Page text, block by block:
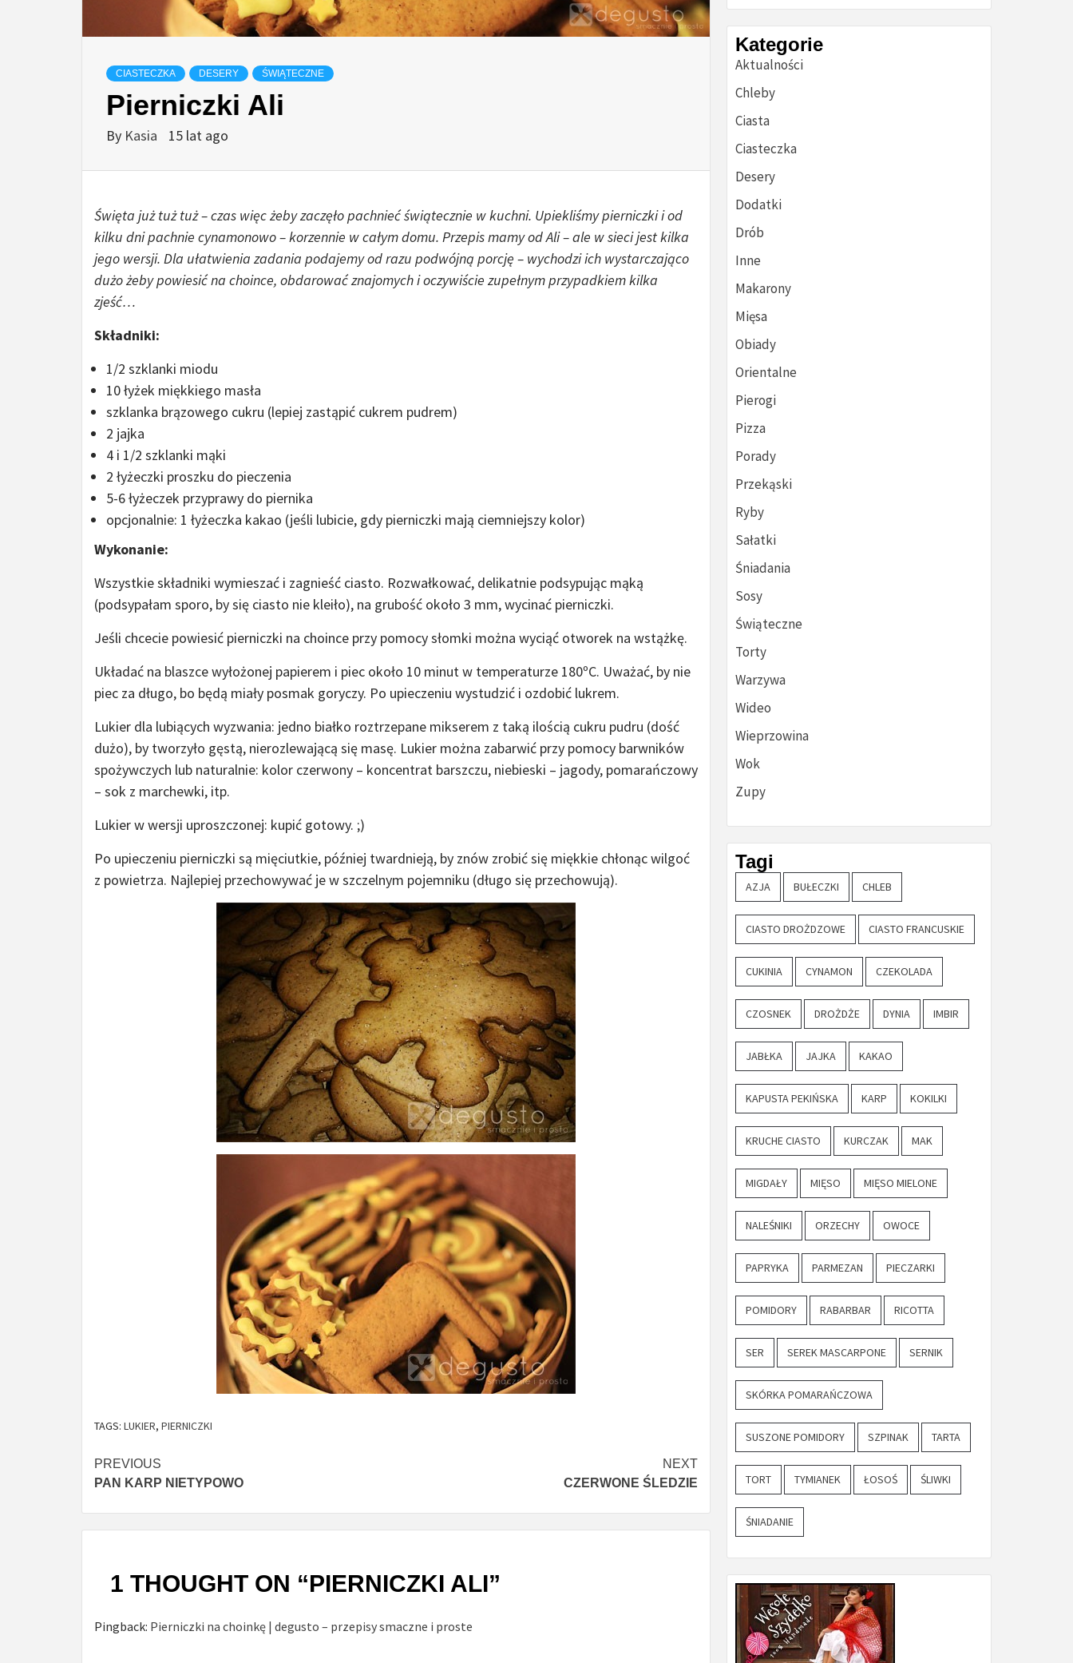
CIASTECZKA DESERY ŚWIĄTECZNE
Pierniczki Ali
By Kasia 15 lat ago
Święta już tuż tuż – czas więc żeby zaczęło pachnieć świątecznie w kuchni. Upiekliśmy pierniczki i od
kilku dni pachnie cynamonowo – korzennie w całym domu. Przepis mamy od Ali – ale w sieci jest kilka
jego wersji. Dla ułatwienia zadania podajemy od razu podwójną porcję – wychodzi ich wystarczająco
dużo żeby powiesić na choince, obdarować znajomych i oczywiście zupełnym przypadkiem kilka
zjeść…
Składniki:
1/2 szklanki miodu
10 łyżek miękkiego masła
szklanka brązowego cukru (lepiej zastąpić cukrem pudrem)
2 jajka
4 i 1/2 szklanki mąki
2 łyżeczki proszku do pieczenia
5-6 łyżeczek przyprawy do piernika
opcjonalnie: 1 łyżeczka kakao (jeśli lubicie, gdy pierniczki mają ciemniejszy kolor)
Wykonanie:
Wszystkie składniki wymieszać i zagnieść ciasto. Rozwałkować, delikatnie podsypując mąką
(podsypałam sporo, by się ciasto nie kleiło), na grubość około 3 mm, wycinać pierniczki.
Jeśli chcecie powiesić pierniczki na choince przy pomocy słomki można wyciąć otworek na wstążkę.
Układać na blaszce wyłożonej papierem i piec około 10 minut w temperaturze 180ºC. Uważać, by nie
piec za długo, bo będą miały posmak goryczy. Po upieczeniu wystudzić i ozdobić lukrem.
Lukier dla lubiących wyzwania: jedno białko roztrzepane mikserem z taką ilością cukru pudru (dość
dużo), by tworzyło gęstą, nierozlewającą się masę. Lukier można zabarwić przy pomocy barwników
spożywczych lub naturalnie: kolor czerwony – koncentrat barszczu, niebieski – jagody, pomarańczowy
– sok z marchewki, itp.
Lukier w wersji uproszczonej: kupić gotowy. ;)
Po upieczeniu pierniczki są mięciutkie, później twardnieją, by znów zrobić się miękkie chłonąc wilgoć
z powietrza. Najlepiej przechowywać je w szczelnym pojemniku (długo się przechowują).
TAGS: LUKIER, PIERNICZKI
Continue
Reading
PREVIOUS
PAN KARP NIETYPOWO
NEXT
CZERWONE ŚLEDZIE
1 THOUGHT ON “PIERNICZKI ALI”
Pingback: Pierniczki na choinkę | degusto – przepisy smaczne i proste
Kategorie
Aktualności
Chleby
Ciasta
Ciasteczka
Desery
Dodatki
Drób
Inne
Makarony
Mięsa
Obiady
Orientalne
Pierogi
Pizza
Porady
Przekąski
Ryby
Sałatki
Śniadania
Sosy
Świąteczne
Torty
Warzywa
Wideo
Wieprzowina
Wok
Zupy
Tagi
AZJA BUŁECZKI CHLEB
CIASTO DROŻDZOWE CIASTO FRANCUSKIE
CUKINIA CYNAMON CZEKOLADA
CZOSNEK DROŻDŻE DYNIA IMBIR
JABŁKA JAJKA KAKAO
KAPUSTA PEKIŃSKA KARP KOKILKI
KRUCHE CIASTO KURCZAK MAK
MIGDAŁY MIĘSO MIĘSO MIELONE
NALEŚNIKI ORZECHY OWOCE
PAPRYKA PARMEZAN PIECZARKI
POMIDORY RABARBAR RICOTTA
SER SEREK MASCARPONE SERNIK
SKÓRKA POMARAŃCZOWA
SUSZONE POMIDORY SZPINAK TARTA
TORT TYMIANEK ŁOSOŚ ŚLIWKI
ŚNIADANIE